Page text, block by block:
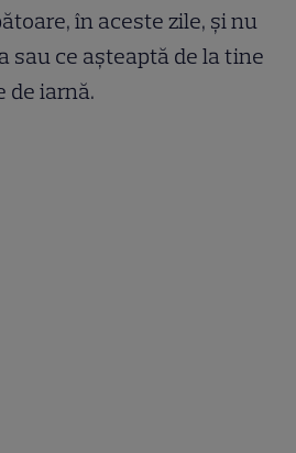
în aceste zile, și nu
sau ce așteaptă de la tine
de iarnă.